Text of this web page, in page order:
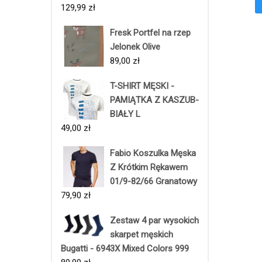
129,99 zł
Fresk Portfel na rzep
Jelonek Olive
89,00 zł
T-SHIRT MĘSKI -
PAMIĄTKA Z KASZUB-
BIAŁY L
49,00 zł
Fabio Koszulka Męska
Z Krótkim Rękawem
01/9-82/66 Granatowy
79,90 zł
Zestaw 4 par wysokich
skarpet męskich
Bugatti - 6943X Mixed Colors 999